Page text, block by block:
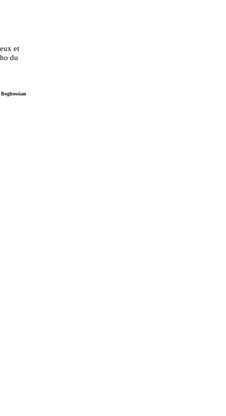
et
du